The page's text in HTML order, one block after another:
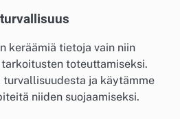
keräämiä tietoja vain niin
toteuttamiseksi.
ja käytämme
niiden suojaamiseksi.